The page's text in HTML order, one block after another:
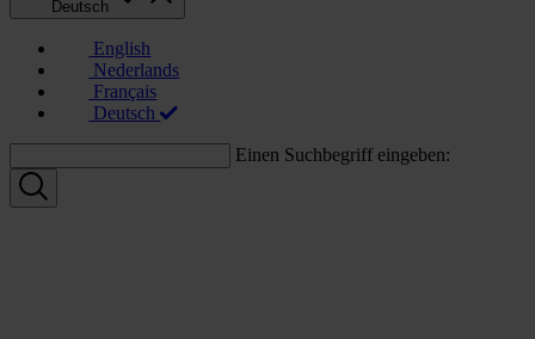
Deutsch
English
Nederlands
Français
Deutsch
Einen Suchbegriff eingeben: